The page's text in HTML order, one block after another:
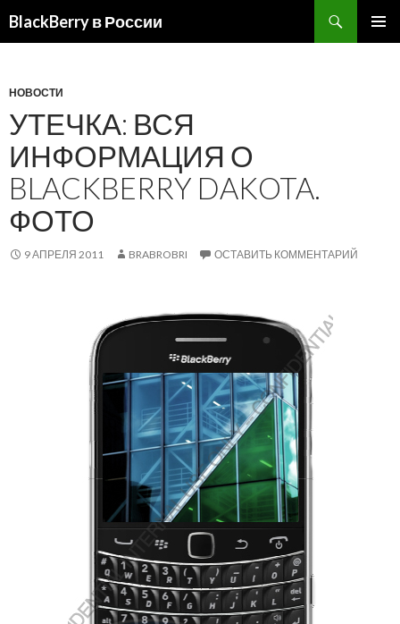
BlackBerry в России
НОВОСТИ
УТЕЧКА: ВСЯ
ИНФОРМАЦИЯ О
BLACKBERRY DAKOTA.
ФОТО
9 АПРЕЛЯ 2011 BRABROBRI ОСТАВИТЬ КОММЕНТАРИЙ